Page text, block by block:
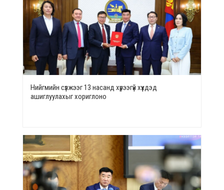
Нийгмийн сүлжээг 13 насанд хүрээгүй хүүхдэд
ашиглуулахыг хориглоно